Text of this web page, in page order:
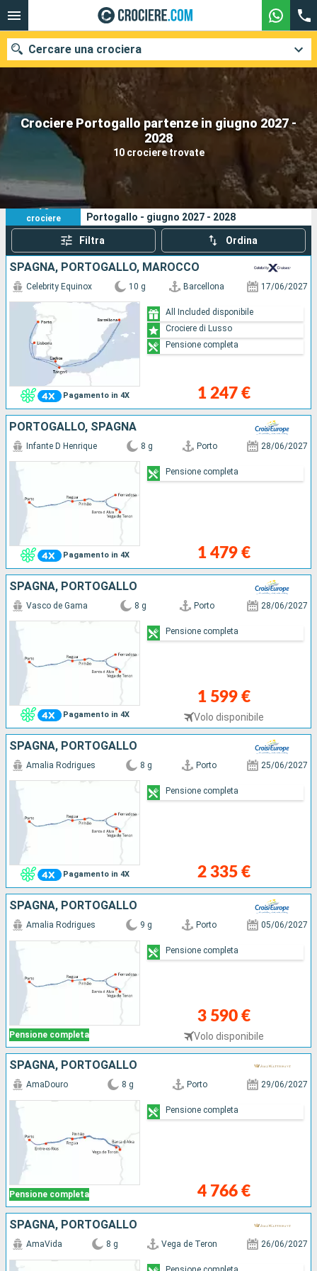
Crociere Portogallo partenze in giugno 2027 -
2028
10 crociere trovate
Cercare una crociera
Le nostre destinazioni
Mesi di partenza
Compagnie
Ricerca
10
crociere
I tuoi criteri di ricerca:
Portogallo - giugno 2027 - 2028
Filtra Ordina
SPAGNA, PORTOGALLO, MAROCCO
Pagamento in 4X
Celebrity Equinox 10 g Barcellona 17/06/2027
1 247 €
All Included disponibile
Crociere di Lusso
Pensione completa
PORTOGALLO, SPAGNA
Pagamento in 4X
Infante D Henrique 8 g Porto 28/06/2027
1 479 €
Pensione completa
SPAGNA, PORTOGALLO
Pagamento in 4X
Vasco de Gama 8 g Porto 28/06/2027
1 599 €
Volo disponibile
Pensione completa
SPAGNA, PORTOGALLO
Pagamento in 4X
Amalia Rodrigues 8 g Porto 25/06/2027
2 335 €
Pensione completa
SPAGNA, PORTOGALLO
Pensione completa
Amalia Rodrigues 9 g Porto 05/06/2027
3 590 €
Volo disponibile
Pensione completa
SPAGNA, PORTOGALLO
Pensione completa
AmaDouro 8 g Porto 29/06/2027
4 766 €
Pensione completa
SPAGNA, PORTOGALLO
AmaVida 8 g Vega de Teron 26/06/2027